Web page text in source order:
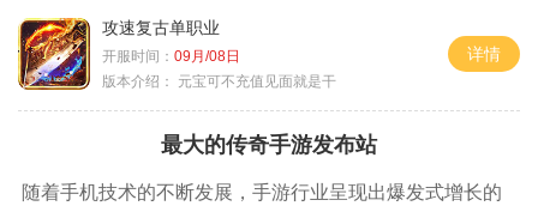
攻速复古单职业
开服时间： 09月/08日
版本介绍：
元宝可不充值见面就是干
详情
最大的传奇手游发布站
随着手机技术的不断发展，手游行业呈现出爆发式增长的